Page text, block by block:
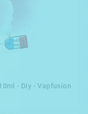
- Diy - Vapfusion